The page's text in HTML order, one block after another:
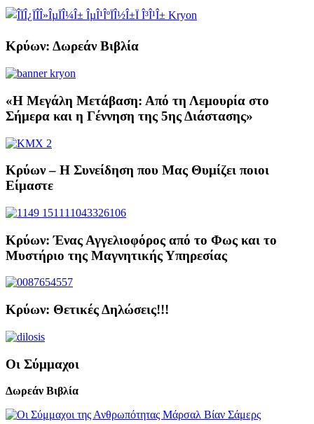
Κρύων: Δωρεάν Βιβλία
«Η Μεγάλη Μετάβαση: Από τη Λεμουρία στο
Σήμερα και η Γέννηση της 5ης Διάστασης»
Κρύων – Η Συνείδηση που Μας Θυμίζει ποιοι
Είμαστε
Κρύων: Ένας Αγγελιοφόρος από το Φως και το
Μυστήριο της Μαγνητικής Υπηρεσίας
Κρύων: Θετικές Δηλώσεις!!!
Οι Σύμμαχοι
Δωρεάν Βιβλία